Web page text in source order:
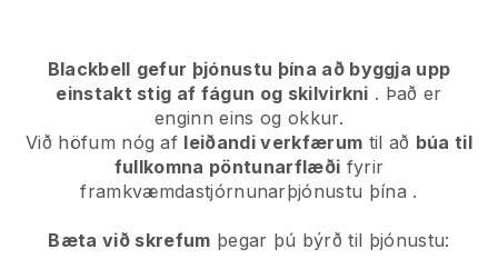
Blackbell gefur þjónustu þína að byggja upp
einstakt stig af fágun og skilvirkni . Það er
enginn eins og okkur.
Við höfum nóg af leiðandi verkfærum til að búa til
fullkomna pöntunarflæði fyrir
framkvæmdastjórnunarþjónustu þína .
Bæta við skrefum þegar þú býrð til þjónustu: